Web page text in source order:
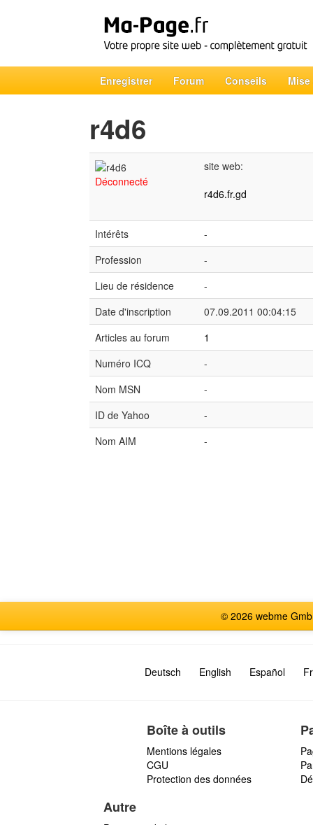
Enregistrer Forum Conseils Mise
r4d6
Déconnecté
site web:
r4d6.fr.gd
Intérêts
-
Profession
-
Lieu de résidence
-
Date d'inscription
07.09.2011 00:04:15
Articles au forum
1
Numéro ICQ
-
Nom MSN
-
ID de Yahoo
-
Nom AIM
-
© 2026 webme
Deutsch English Español
Boîte à outils
Mentions légales
CGU
Protection des données
Autre